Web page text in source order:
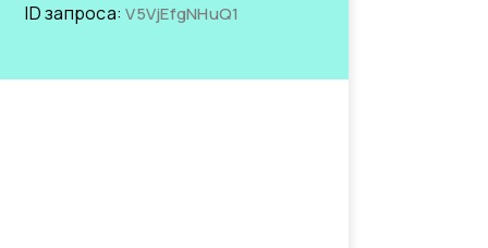
ID запроса:V5VjEfgNHuQ1